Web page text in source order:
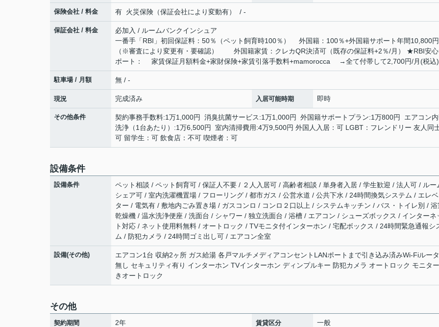
保険会社 / 料金 有 火災保険（保証会社により変動有） / -
保証会社 / 料金
必加入 / ルームバンクインシュア
一番手「RBI」初回保証料：50％（ペット飼育時100％） 外国籍：100％+外国籍サポート年間10,800
（※審査により変更有・要確認） 外国籍家賃：クレカQR決済可（既存の保証料+2％/月） ★RBI安
ポート： 家賃保証月額料金+家財保険+家賃引落手数料+mamorocca →全て付帯して2,700円/月(税込)
駐車場 / 月額 無 / -
現況 完成済み 入居可能時期 即時
その他条件
契約事務手数料:1万1,000円 消臭抗菌サービス:1万1,000円 外国籍サポートプラン:1万800円 エアコン
洗浄（1台あたり）:1万6,500円 室内清掃費用:4万9,500円 外国人入居：可 LGBT：フレンドリー 友人同
可 留学生：可 飲食店：不可 喫煙者：可
設備条件
設備条件
ペット相談 / ペット飼育可 / 保証人不要 / ２人入居可 / 高齢者相談 / 単身者入居 / 学生歓迎 / 法人可 / ルー
シェア可 / 室内洗濯機置場 / フローリング / 都市ガス / 公営水道 / 公共下水 / 24時間換気システム / エレ
ター / 電気有 / 敷地内ごみ置き場 / ガスコンロ / コンロ２口以上 / システムキッチン / バス・トイレ別 / 浴
乾燥機 / 温水洗浄便座 / 洗面台 / シャワー / 独立洗面台 / 浴槽 / エアコン / シューズボックス / インターネ
ト対応 / ネット使用料無料 / オートロック / TVモニタ付インターホン / 宅配ボックス / 24時間緊急通報シ
ム / 防犯カメラ / 24時間ゴミ出し可 / エアコン全室
設備(その他)
エアコン1台 収納2ヶ所 ガス給湯 各戸マルチメディアコンセントLANポートまで引き込み済みWi-Fiルー
無し セキュリティ有り インターホン TVインターホン ディンプルキー 防犯カメラ オートロック モニタ
きオートロック
その他
契約期間 2年 賃貸区分 一般